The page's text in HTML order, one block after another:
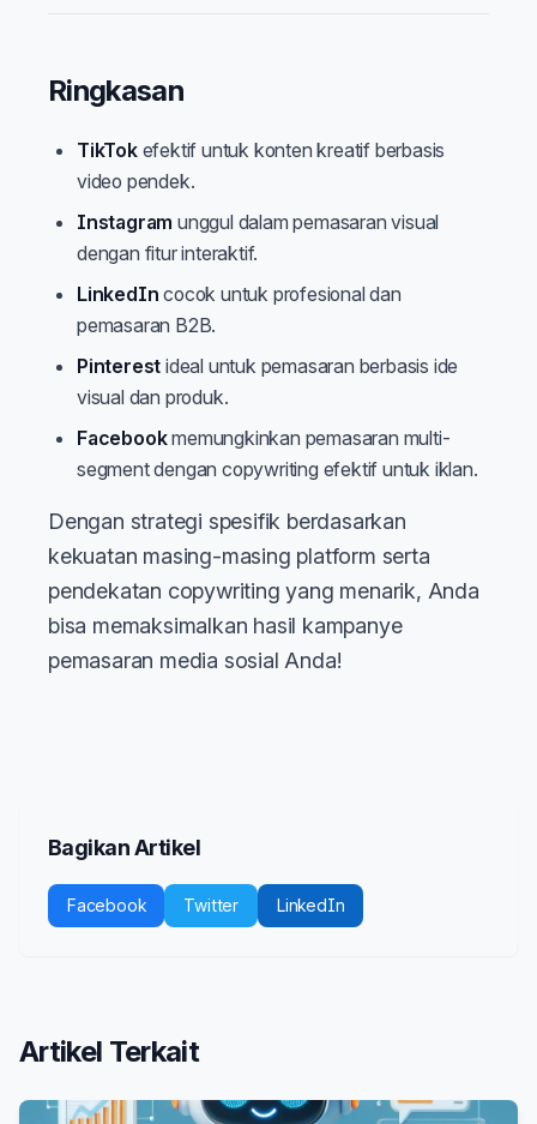
Ringkasan
TikTokefektif untuk konten kreatif berbasis
video pendek.
Instagram unggul dalam pemasaran visual
dengan fitur interaktif.
LinkedIn cocok untuk profesional dan
pemasaran B2B.
Pinterest ideal untuk pemasaran berbasis ide
visual dan produk.
Facebookmemungkinkan pemasaran multi-
segment dengan copywriting efektif untuk iklan.
Dengan strategi spesifik berdasarkan
kekuatan masing-masing platform serta
pendekatan copywriting yang menarik, Anda
bisa memaksimalkan hasil kampanye
pemasaran media sosial Anda!
Bagikan Artikel
Facebook Twitter LinkedIn
Artikel Terkait